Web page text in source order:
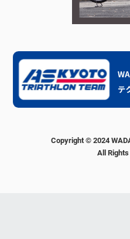
Copyright © 2024
All